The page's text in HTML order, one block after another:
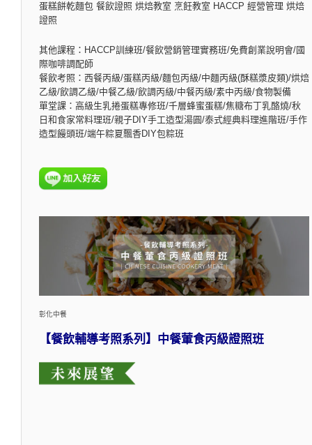
蛋糕餅乾麵包 餐飲證照 烘焙教室 烹飪教室 HACCP 經營管理 烘焙
證照
其他課程：HACCP訓練班/餐飲營銷管理實務班/免費創業說明會/國
際咖啡調配師
餐飲考照：西餐丙級/蛋糕丙級/麵包丙級/中麵丙級(酥糕漿皮類)/烘焙
乙級/飲調乙級/中餐乙級/飲調丙級/中餐丙級/素中丙級/食物製備
單堂課：高級生乳捲蛋糕專修班/千層蜂蜜蛋糕/焦糖布丁乳酪燒/秋
日和食家常料理班/親子DIY手工造型湯圓/泰式經典料理進階班/手作
造型饅頭班/端午粽夏飄香DIY包粽班
彰化中餐
【餐飲輔導考照系列】中餐葷食丙級證照班